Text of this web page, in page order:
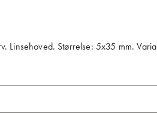
Linsehoved. Størrelse: 5x35 mm.